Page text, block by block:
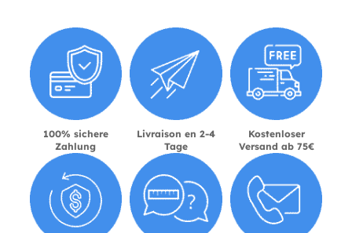
100% sichere
Zahlung
Livraison en 2-4
Tage
Kostenloser
Versand ab 75€